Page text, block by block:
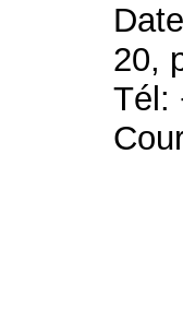
20,
Tél: